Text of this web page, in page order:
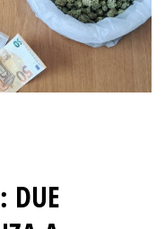
DUE